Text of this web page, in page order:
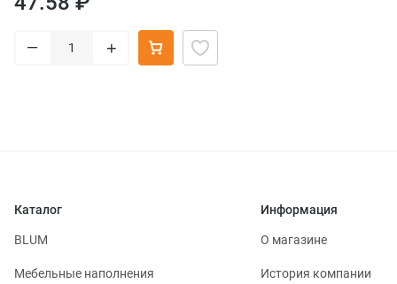
– +
Каталог
BLUM
Мебельные наполнения
Информация
О магазине
История компании